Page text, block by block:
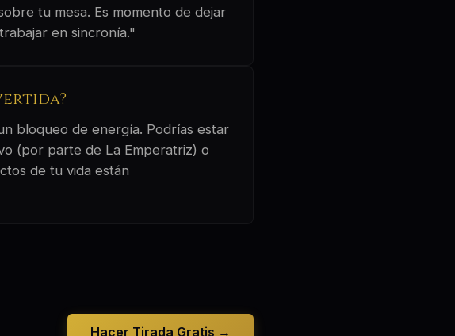
tu mesa. Es momento de dejar
en sincronía."
bloqueo de energía. Podrías estar
(por parte de La Emperatriz) o
de tu vida están
Hacer Tirada Gratis →